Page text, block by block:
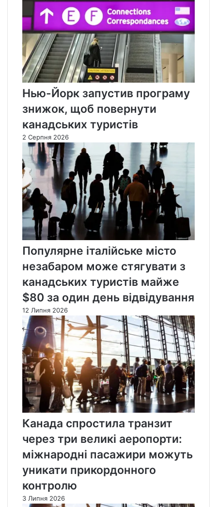
Нью-Йорк запустив програму
знижок, щоб повернути
канадських туристів
2 Серпня 2026
Популярне італійське місто
незабаром може стягувати з
канадських туристів майже
$80 за один день відвідування
12 Липня 2026
Канада спростила транзит
через три великі аеропорти:
міжнародні пасажири можуть
уникати прикордонного
контролю
3 Липня 2026